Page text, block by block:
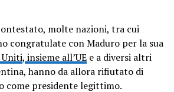
molte nazioni, tra cui
congratulate con Maduro per la sua
, insieme all’UE e a diversi altri
hanno da allora rifiutato di
come presidente legittimo.